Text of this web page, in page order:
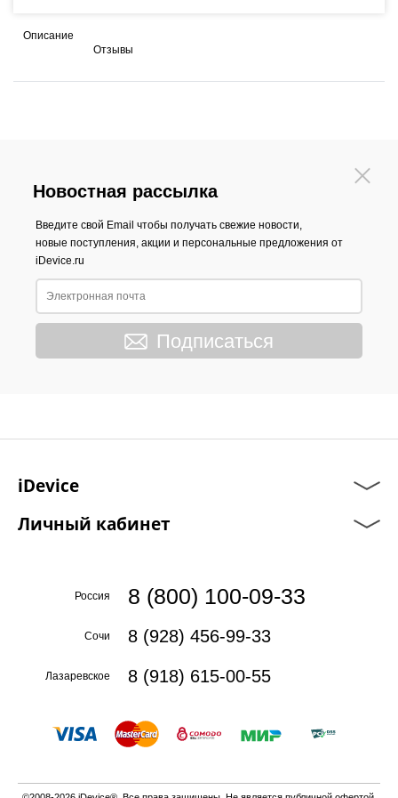
Описание
Отзывы
Новостная рассылка
Введите свой Email чтобы получать свежие новости,
новые поступления, акции и персональные предложения от
iDevice.ru
Подписаться
iDevice
Личный кабинет
Россия 8 (800) 100-09-33
Сочи 8 (928) 456-99-33
Лазаревское 8 (918) 615-00-55